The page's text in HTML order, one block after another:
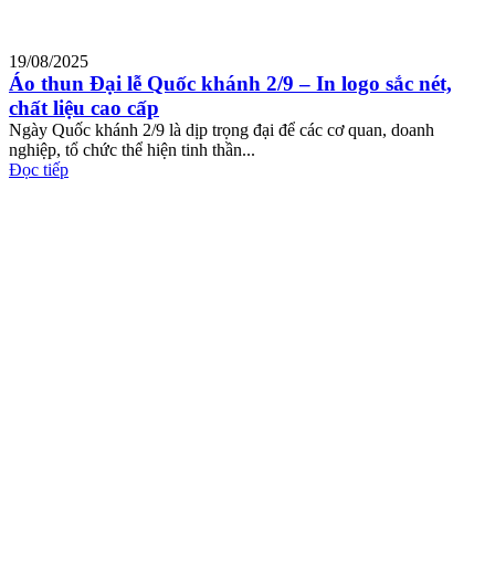
19/08/2025
Áo thun Đại lễ Quốc khánh 2/9 – In logo sắc nét,
chất liệu cao cấp
Ngày Quốc khánh 2/9 là dịp trọng đại để các cơ quan, doanh
nghiệp, tổ chức thể hiện tinh thần...
Đọc tiếp